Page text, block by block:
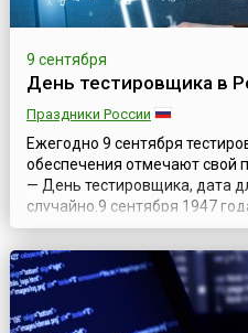
9 сентября
День тестировщика в
Праздники России
Ежегодно 9 сентября
обеспечения отмечают свой
— День тестировщика, дата
случайно.9 сентября 1947
университета,
Mark II Aiken Relay Calculator,
между контактами
Проделанная работа